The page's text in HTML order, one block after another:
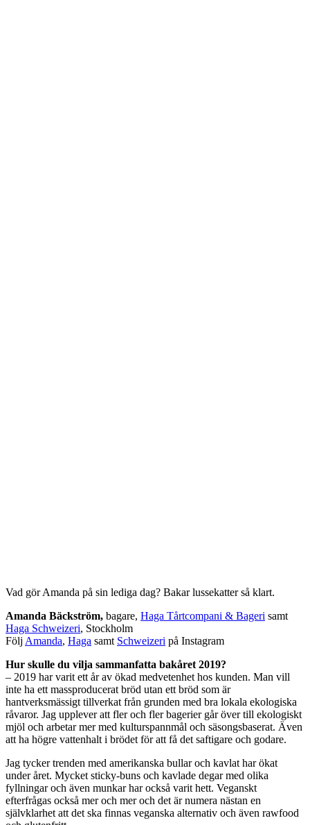
Vad gör Amanda på sin lediga dag? Bakar lussekatter så klart.
Amanda Bäckström, bagare, Haga Tårtcompani & Bageri samt
Haga Schweizeri, Stockholm
Följ Amanda, Haga samt Schweizeri på Instagram
Hur skulle du vilja sammanfatta bakåret 2019?
– 2019 har varit ett år av ökad medvetenhet hos kunden. Man vill
inte ha ett massproducerat bröd utan ett bröd som är
hantverksmässigt tillverkat från grunden med bra lokala ekologiska
råvaror. Jag upplever att fler och fler bagerier går över till ekologiskt
mjöl och arbetar mer med kulturspannmål och säsongsbaserat. Även
att ha högre vattenhalt i brödet för att få det saftigare och godare.
Jag tycker trenden med amerikanska bullar och kavlat har ökat
under året. Mycket sticky-buns och kavlade degar med olika
fyllningar och även munkar har också varit hett. Veganskt
efterfrågas också mer och mer och det är numera nästan en
självklarhet att det ska finnas veganska alternativ och även rawfood